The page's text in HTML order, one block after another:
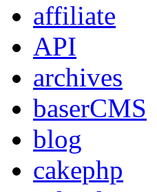
affiliate
API
archives
baserCMS
blog
cakephp